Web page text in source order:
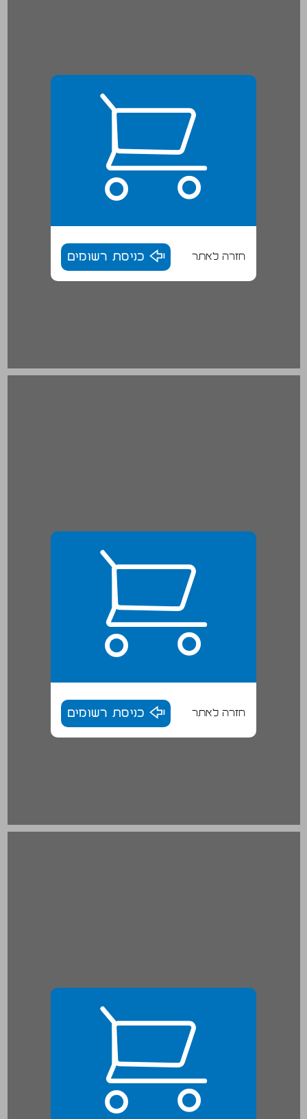
חזרה לאתר כניסת רשומים
ד. ההקשר הקיבוצי-האזורי - עד תחילת שנות התשעים ... 17
חזרה לאתר כניסת רשומים